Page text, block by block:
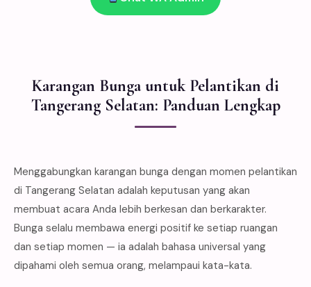
Karangan Bunga untuk Pelantikan di
Tangerang Selatan: Panduan Lengkap
Menggabungkan karangan bunga dengan momen pelantikan
di Tangerang Selatan adalah keputusan yang akan
membuat acara Anda lebih berkesan dan berkarakter.
Bunga selalu membawa energi positif ke setiap ruangan
dan setiap momen — ia adalah bahasa universal yang
dipahami oleh semua orang, melampaui kata-kata.